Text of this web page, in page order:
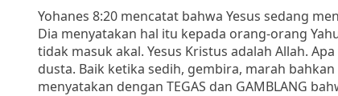
Yohanes 8:20 mencatat bahwa Yesus sedang
Dia menyatakan hal itu kepada orang-orang
tidak masuk akal. Yesus Kristus adalah Allah.
dusta. Baik ketika sedih, gembira, marah
menyatakan dengan TEGAS dan GAMBLANG